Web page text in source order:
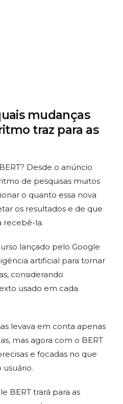
mudanças
traz para as
Desde o anúncio
de pesquisas muitos
o quanto essa nova
os resultados e de que
recebê-la.
lançado pelo Google
artificial para tornar
considerando
usado em cada
levava em conta apenas
mas agora com o BERT
e focadas no que
BERT trará para as